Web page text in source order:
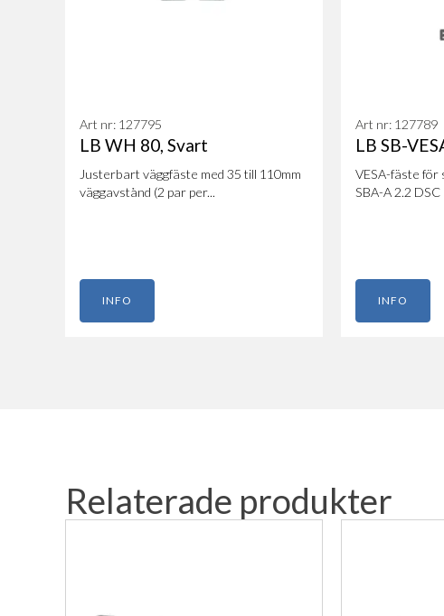
Art nr: 127795
LB WH 80, Svart
Justerbart väggfäste med 35 till 110mm
väggavstånd (2 par per...
INFO
Art nr: 127789
LB SB-
VESA-fäste för
SBA-A 2.2 DSC
INFO
Relaterade produkter